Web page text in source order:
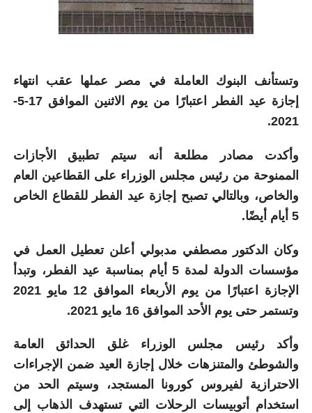
وتستأنف البنوك العاملة في مصر عملها عقب انتهاء
إجازة عيد الفطر اعتبارًا من يوم الاثنين الموافق 17-5-
2021.
وأكدت مصادر مطلعة أنه سيتم تطبيق الأجازات
الممنوحة من رئيس مجلس الوزراء على القطاعين العام
والخاص، وبالتالي تصبح إجازة عيد الفطر للقطاع الخاص
5 أيام أيضًا.
وكان الدكتور مصطفي مدبولي أعلن تعطيل العمل في
مؤسسات الدولة لمدة 5 أيام بمناسبة عيد الفطر، وتبدأ
الإجازة اعتبارًا من يوم الأربعاء الموافق 12 مايو 2021
وتستمر حتى يوم الأحد الموافق 16 مايو 2021.
وأكد رئيس مجلس الوزراء غلق الحدائق العامة
والشوطئ والمتنزهات خلال إجازة العيد ضمن الإجراءات
الاحترازية لفيروس كورونا المستجد، وسيتم الحد من
استخدام أتوبيسات الرحلات التي تستهدف الذهاب إلى